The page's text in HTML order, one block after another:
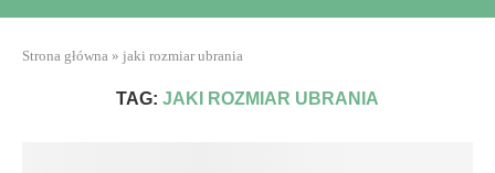
Strona główna » jaki rozmiar ubrania
TAG: JAKI ROZMIAR UBRANIA